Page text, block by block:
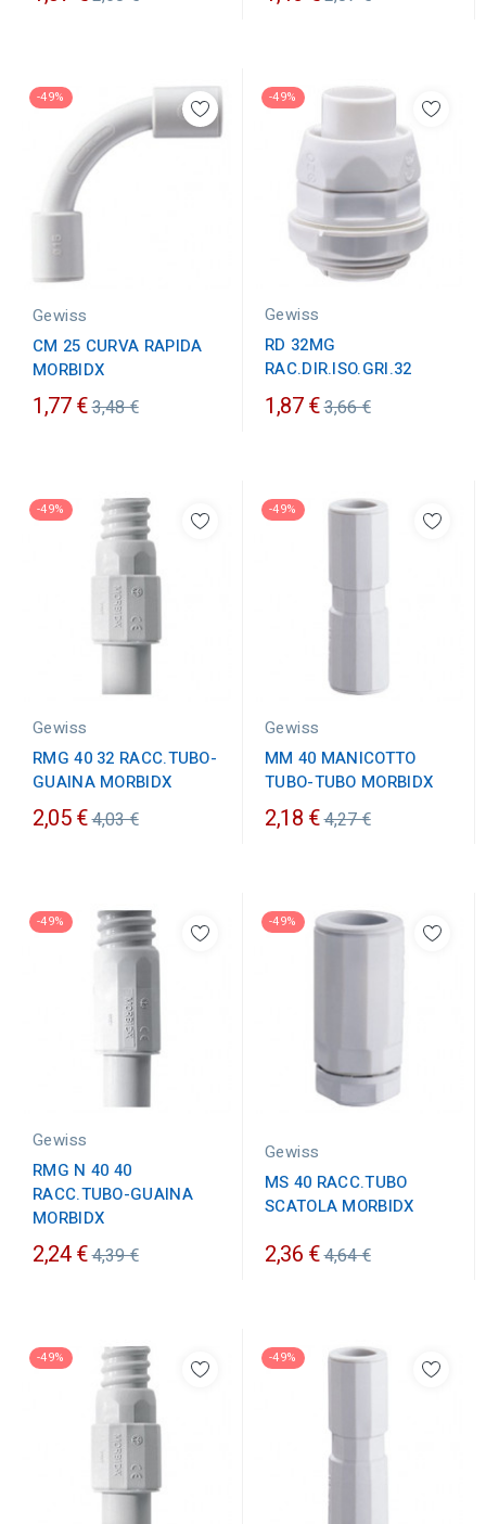
-49%
Gewiss
CM 25 CURVA RAPIDA
MORBIDX
1,77 €Prezzo
3,48 €
-49%
Gewiss
RD 32MG
RAC.DIR.ISO.GRI.32
1,87 €Prezzo
3,66 €
-49%
Gewiss
RMG 40 32 RACC.TUBO-
GUAINA MORBIDX
2,05 €Prezzo
4,03 €
-49%
Gewiss
MM 40 MANICOTTO
TUBO-TUBO MORBIDX
2,18 €Prezzo
4,27 €
-49%
Gewiss
RMG N 40 40
RACC.TUBO-GUAINA
MORBIDX
2,24 €Prezzo
4,39 €
-49%
Gewiss
MS 40 RACC.TUBO
SCATOLA MORBIDX
2,36 €Prezzo
4,64 €
-49% -49%